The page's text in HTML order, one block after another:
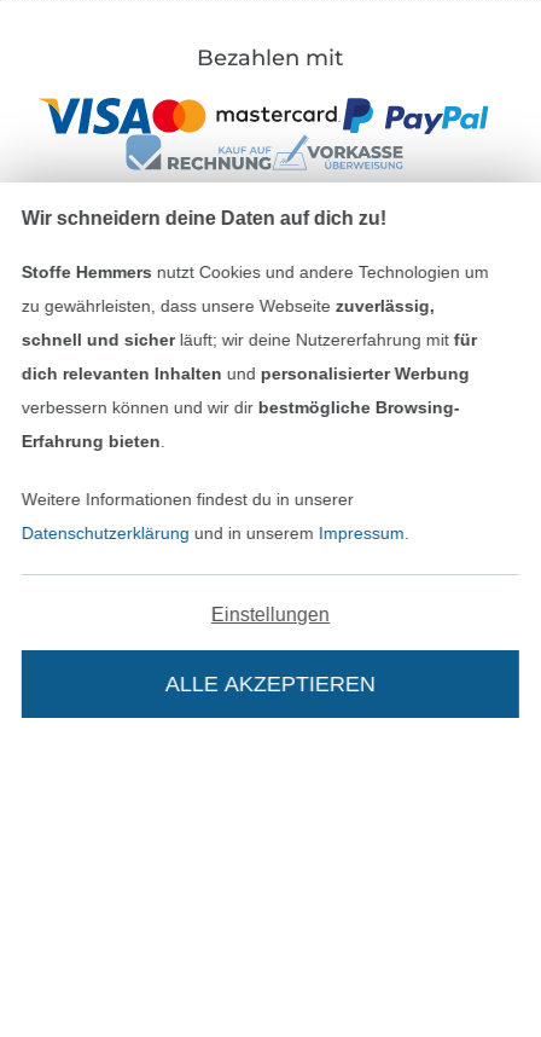
In deinen Warenkorb
Bezahlen mit
Unsere Versandpartner
AGB
Datenschutz
Kontakt
In den deutschen Shop wechseln (aktuell
Wir schneidern deine Daten auf dich zu!
Stoffe Hemmers nutzt Cookies und andere Technologien um
zu gewährleisten, dass unsere Webseite zuverlässig,
schnell und sicherläuft; wir deine Nutzererfahrung mitfür
dich relevanten Inhalten und personalisierter Werbung
verbessern können und wir dir bestmögliche Browsing-
Erfahrung bieten
Weitere Informationen findest du in unserer
Datenschutzerklärung und in unserem Impressum
Einstellungen
ALLE AKZEPTIEREN